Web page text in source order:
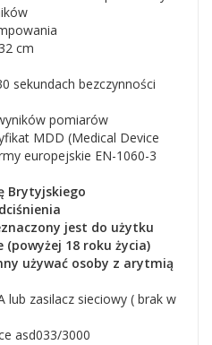
cm
sekundach bezczynności
pomiarów
MDD (Medical Device
europejskie EN-1060-3
Brytyjskiego
jest do użytku
(powyżej 18 roku życia)
używać osoby z arytmią
lub zasilacz sieciowy ( brak w
asd033/3000